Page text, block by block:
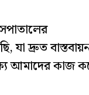
যা দ্রুত
আমাদের কাজ